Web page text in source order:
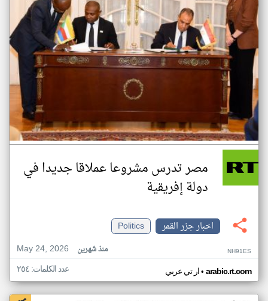
مصر تدرس مشروعا عملاقا جديدا في
دولة إفريقية
اخبار جزر القمر
Politics
May 24, 2026
منذ شهرين NH91ES
ار تي عربي• arabic.rt.com عدد الكلمات: ٢٥٤